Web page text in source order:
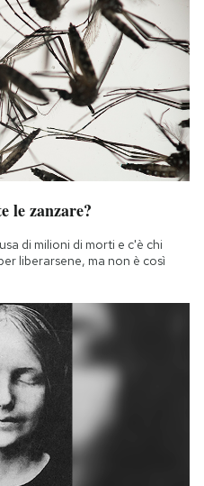
le zanzare?
di milioni di morti e c'è chi
liberarsene, ma non è così